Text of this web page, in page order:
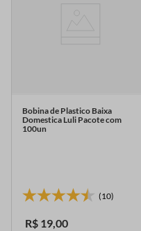
Bobina de Plastico Baixa
Domestica Luli Pacote com
100un
(10)
R$ 19,00